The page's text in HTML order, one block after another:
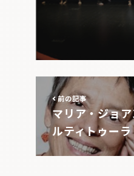
前の記事
マリア・ジョ
ルティトゥー